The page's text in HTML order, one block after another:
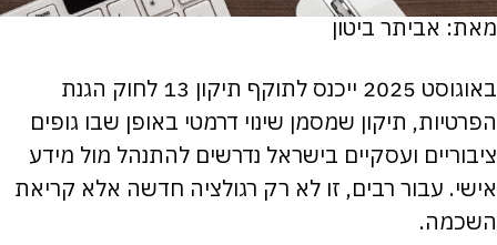
מאת: אביתר ביטון
באוגוסט 2025 ייכנס לתוקף תיקון 13 לחוק הגנת
הפרטיות, תיקון שמסמן שינוי דרמטי באופן שבו גופים
ציבוריים ועסקיים בישראל נדרשים להתנהל מול מידע
אישי. עבור רבים, זו לא רק רגולציה חדשה אלא קריאת
השכמה.